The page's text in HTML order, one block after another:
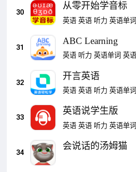
30
从零开始学音标
英语 英语 听力 英语单词
31
ABC Learning
英语 听力 英语单词 英语
32
开言英语
英语 英语 听力 英语单词
33
英语说学生版
英语 英语 听力 英语单词
34
会说话的汤姆猫